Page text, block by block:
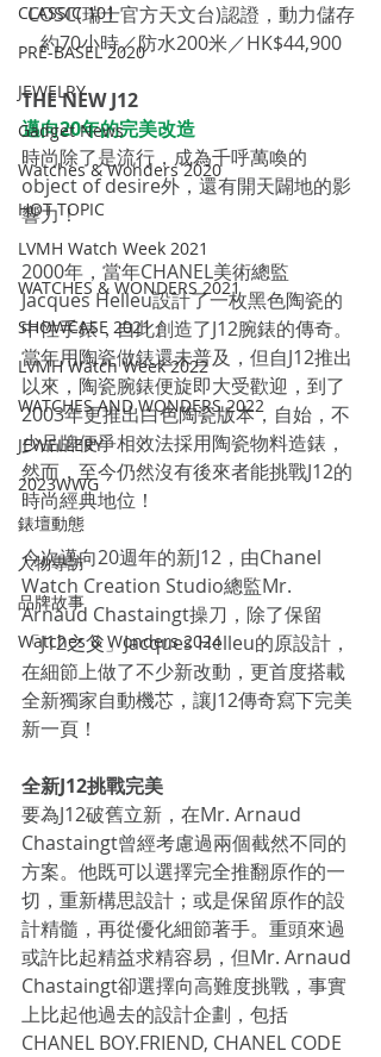
CLASSIC 101
PRE-BASEL 2020
JEWELRY
Gadget News
Watches & Wonders 2020
HOT TOPIC
LVMH Watch Week 2021
WATCHES & WONDERS 2021
SHOWCASE 2021
LVMH Watch Week 2022
WATCHES AND WONDERS 2022
JEWELLERY
2023WWG
錶壇動態
人物專訪
品牌故事
Watches & Wonders 2024
COSC(瑞士官方天文台)認證，動力儲存
約70小時／防水200米／HK$44,900
THE NEW J12
邁向20年的完美改造
時尚除了是流行，成為千呼萬喚的
object of desire外，還有開天闢地的影
響力！
2000年，當年CHANEL美術總監
Jacques Helleu設計了一枚黑色陶瓷的
中性手錶，自此創造了J12腕錶的傳奇。
當年用陶瓷做錶還未普及，但自J12推出
以來，陶瓷腕錶便旋即大受歡迎，到了
2003年更推出白色陶瓷版本，自始，不
少品牌便爭相效法採用陶瓷物料造錶，
然而，至今仍然沒有後來者能挑戰J12的
時尚經典地位！
今次邁向20週年的新J12，由Chanel
Watch Creation Studio總監Mr.
Arnaud Chastaingt操刀，除了保留
「J12之父」Jacques Helleu的原設計，
在細節上做了不少新改動，更首度搭載
全新獨家自動機芯，讓J12傳奇寫下完美
新一頁！
全新J12挑戰完美
要為J12破舊立新，在Mr. Arnaud
Chastaingt曾經考慮過兩個截然不同的
方案。他既可以選擇完全推翻原作的一
切，重新構思設計；或是保留原作的設
計精髓，再從優化細節著手。重頭來過
或許比起精益求精容易，但Mr. Arnaud
Chastaingt卻選擇向高難度挑戰，事實
上比起他過去的設計企劃，包括
CHANEL BOY.FRIEND, CHANEL CODE